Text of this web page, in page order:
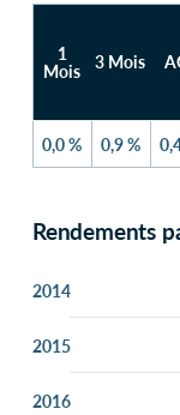
1
Mois 3 Mois
0,0 % 0,9 %
Rendements
2014
2015
2016